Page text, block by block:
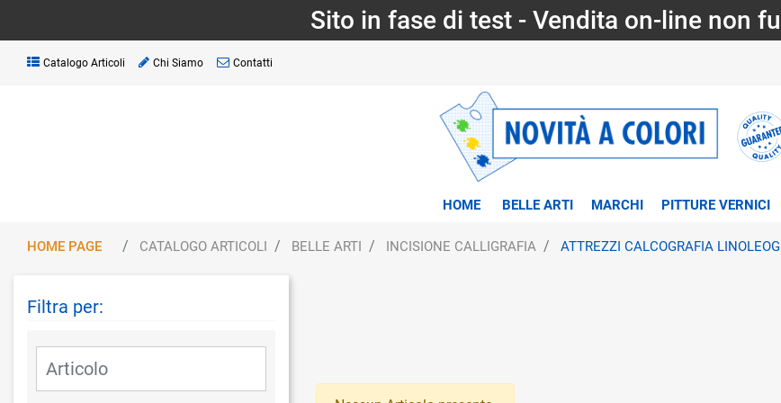
Sito in fase di test - Vendita on-line non
Catalogo Articoli Chi Siamo Contatti
HOME BELLE ARTI MARCHI PITTURE VERNICI
HOME PAGE CATALOGO ARTICOLI BELLE ARTI INCISIONE CALLIGRAFIA ATTREZZI CALCOGRAFIA
Filtra per: